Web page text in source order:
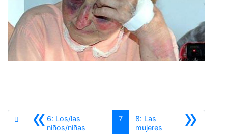
«6: Los/las
niños/niñas
7 »
8: Las
mujeres